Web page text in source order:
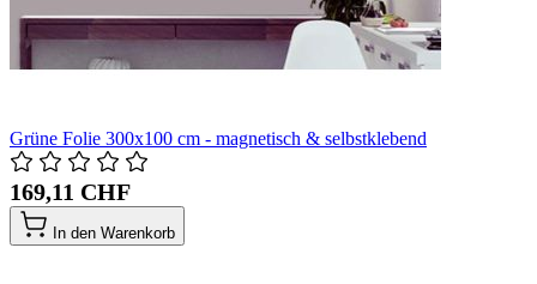
Grüne Folie 300x100 cm - magnetisch & selbstklebend
169,11 CHF
In den Warenkorb